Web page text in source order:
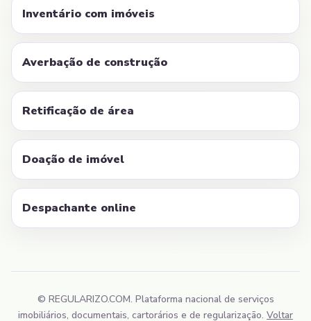
Inventário com imóveis
Averbação de construção
Retificação de área
Doação de imóvel
Despachante online
© REGULARIZO.COM. Plataforma nacional de serviços
imobiliários, documentais, cartorários e de regularização. Voltar